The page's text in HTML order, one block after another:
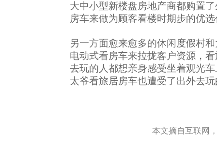
大中小型新楼盘房地产商都购置
房车来做为顾客看楼时期步的优
另一方面愈来愈多的休闲度假村
电动式看房车来拉拢客户资源，
去玩的人都想亲身感受坐着观光
太爷看旅居房车也遭受了出外去
本文摘自互联网